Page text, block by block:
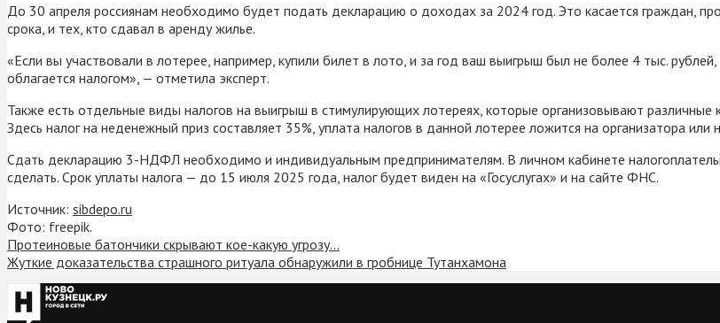
До 30 апреля россиянам необходимо будет подать декларацию о доходах за 2024 год. Это касается граждан,
срока, и тех, кто сдавал в аренду жилье.
«Если вы участвовали в лотерее, например, купили билет в лото, и за год ваш выигрыш был не более 4 тыс.
облагается налогом», — отметила эксперт.
Также есть отдельные виды налогов на выигрыш в стимулирующих лотереях, которые организовывают
Здесь налог на неденежный приз составляет 35%, уплата налогов в данной лотерее ложится на организатора или
Сдать декларацию 3-НДФЛ необходимо и индивидуальным предпринимателям. В личном кабинете
сделать. Срок уплаты налога — до 15 июля 2025 года, налог будет виден на «Госуслугах» и на сайте ФНС.
Источник: sibdepo.ru
Фото: freepik.
Протеиновые батончики скрывают кое-какую угрозу…
Жуткие доказательства страшного ритуала обнаружили в гробнице Тутанхамона